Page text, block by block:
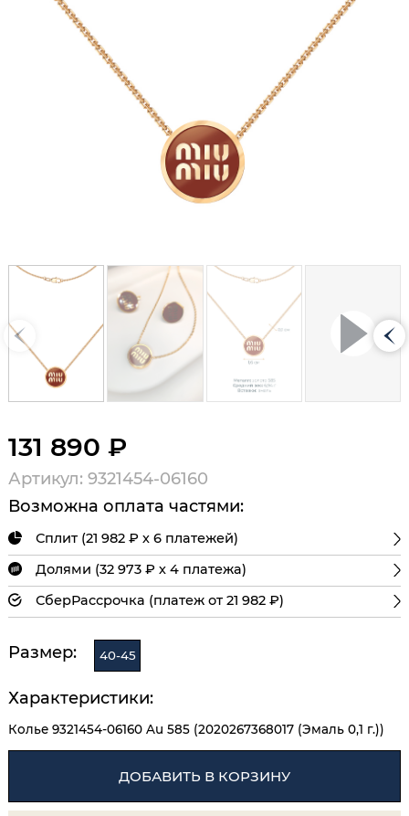
131 890 ₽
Артикул: 9321454-06160
Возможна оплата частями:
Сплит (21 982 ₽ х 6 платежей)
Долями (32 973 ₽ х 4 платежа)
СберРассрочка (платеж от 21 982 ₽)
Размер: 40-45
Характеристики:
Колье 9321454-06160 Au 585 (2020267368017 (Эмаль 0,1 г.))
ДОБАВИТЬ В КОРЗИНУ